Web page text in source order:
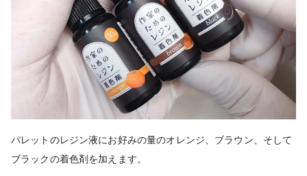
パレットのレジン液にお好みの量のオレンジ、ブラウン、そして
ブラックの着色剤を加えます。